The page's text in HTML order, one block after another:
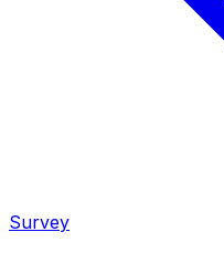
Survey